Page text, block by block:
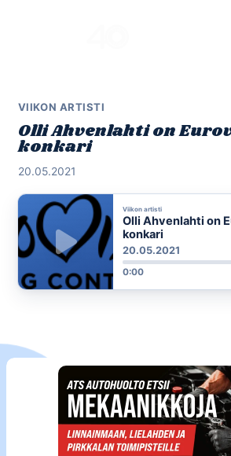
VIIKON ARTISTI
Olli Ahvenlahti on
konkari
20.05.2021
Viikon artisti
Olli Ahvenlahti on
konkari
20.05.2021
0:00